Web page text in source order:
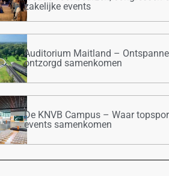
zakelijke events
Auditorium Maitland –
ontzorgd samenkomen
De KNVB Campus – Waar
events samenkomen